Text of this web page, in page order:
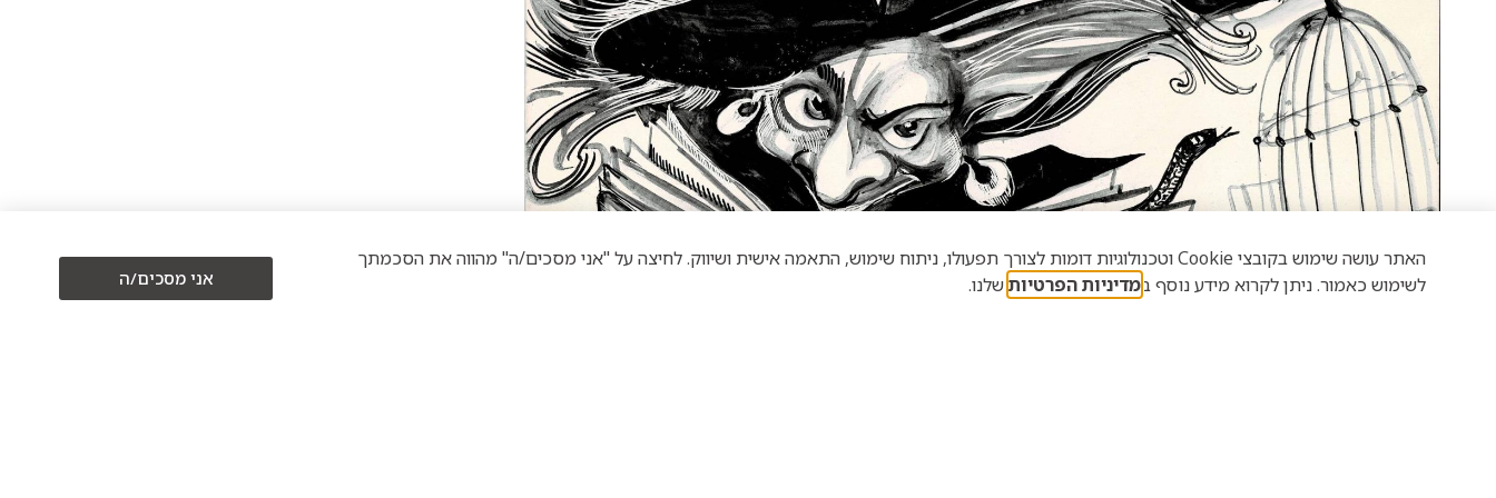
האתר עושה שימוש בקובצי Cookie וטכנולוגיות דומות לצורך תפעולו, ניתוח שימוש, התאמה אישית ושיווק. לחיצה על "אני מסכים/ה" מהווה את הסכמתך
לשימוש כאמור. ניתן לקרוא מידע נוסף במדיניות הפרטיותשלנו. אני מסכים/ה